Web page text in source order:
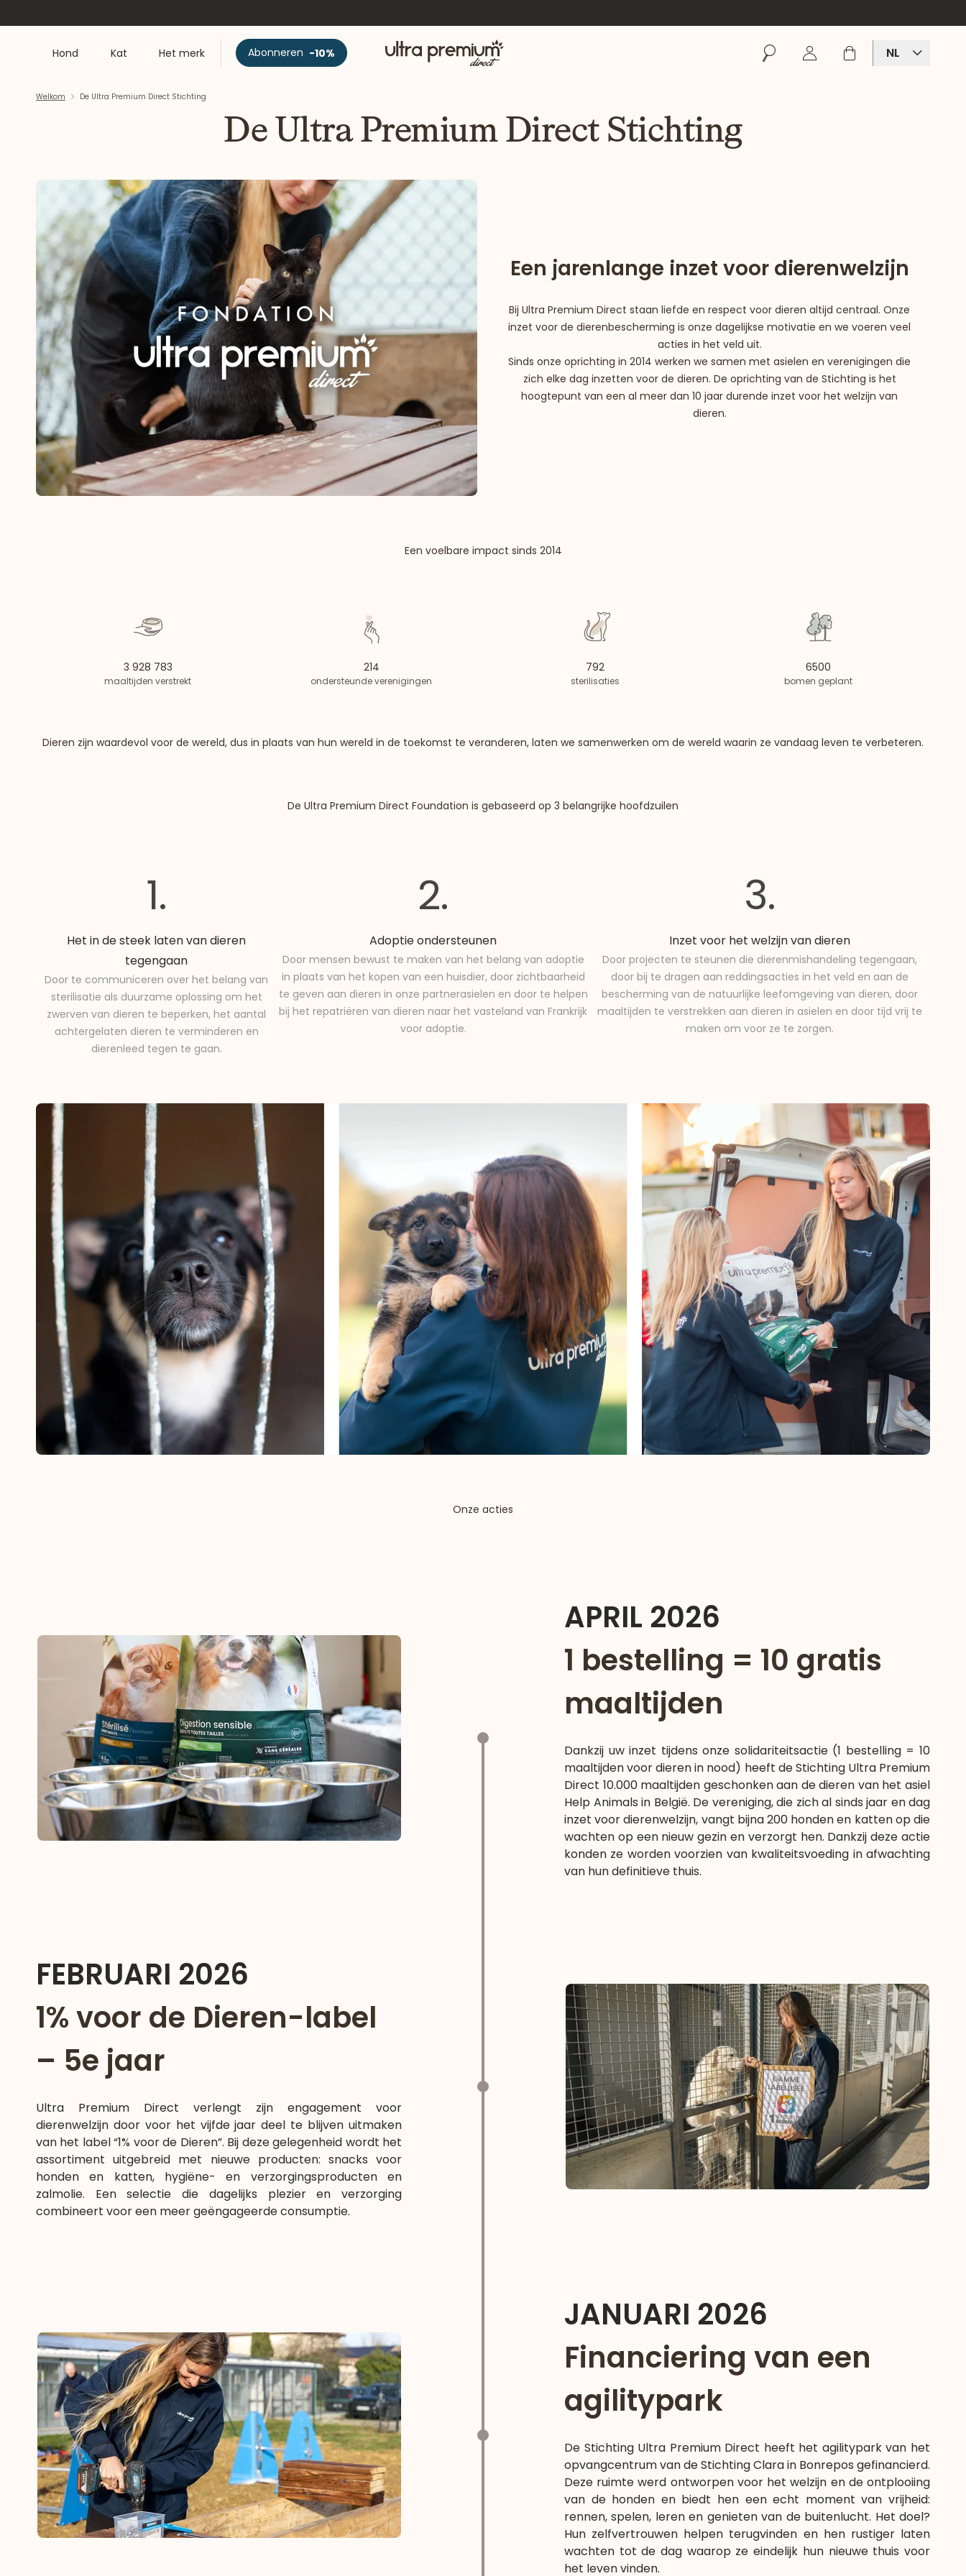
Hond Kat Het merk Abonneren -10% Welkom Zoeken Inloggen Winkelmand
NL
Welkom De Ultra Premium Direct Stichting
De Ultra Premium Direct Stichting
Een jarenlange inzet voor dierenwelzijn
Bij Ultra Premium Direct staan liefde en respect voor dieren altijd centraal. Onze
inzet voor de dierenbescherming is onze dagelijkse motivatie en we voeren veel
acties in het veld uit.
Sinds onze oprichting in 2014 werken we samen met asielen en verenigingen die
zich elke dag inzetten voor de dieren. De oprichting van de Stichting is het
hoogtepunt van een al meer dan 10 jaar durende inzet voor het welzijn van
dieren.
Een voelbare impact sinds 2014
3 928 783
maaltijden verstrekt
214
ondersteunde verenigingen
792
sterilisaties
6500
bomen geplant
Dieren zijn waardevol voor de wereld, dus in plaats van hun wereld in de toekomst te veranderen, laten we samenwerken om de wereld waarin ze vandaag leven te verbeteren.
De Ultra Premium Direct Foundation is gebaseerd op 3 belangrijke hoofdzuilen
1.
Het in de steek laten van dieren
tegengaan
Door te communiceren over het belang van
sterilisatie als duurzame oplossing om het
zwerven van dieren te beperken, het aantal
achtergelaten dieren te verminderen en
dierenleed tegen te gaan.
2.
Adoptie ondersteunen
Door mensen bewust te maken van het belang van adoptie
in plaats van het kopen van een huisdier, door zichtbaarheid
te geven aan dieren in onze partnerasielen en door te helpen
bij het repatriëren van dieren naar het vasteland van Frankrijk
voor adoptie.
3.
Inzet voor het welzijn van dieren
Door projecten te steunen die dierenmishandeling tegengaan,
door bij te dragen aan reddingsacties in het veld en aan de
bescherming van de natuurlijke leefomgeving van dieren, door
maaltijden te verstrekken aan dieren in asielen en door tijd vrij te
maken om voor ze te zorgen.
Onze acties
APRIL 2026
1 bestelling = 10 gratis
maaltijden
Dankzij uw inzet tijdens onze solidariteitsactie (1 bestelling = 10
maaltijden voor dieren in nood) heeft de Stichting Ultra Premium
Direct 10.000 maaltijden geschonken aan de dieren van het asiel
Help Animals in België. De vereniging, die zich al sinds jaar en dag
inzet voor dierenwelzijn, vangt bijna 200 honden en katten op die
wachten op een nieuw gezin en verzorgt hen. Dankzij deze actie
konden ze worden voorzien van kwaliteitsvoeding in afwachting
van hun definitieve thuis.
FEBRUARI 2026
1% voor de Dieren-label
– 5e jaar
Ultra Premium Direct verlengt zijn engagement voor
dierenwelzijn door voor het vijfde jaar deel te blijven uitmaken
van het label “1% voor de Dieren”. Bij deze gelegenheid wordt het
assortiment uitgebreid met nieuwe producten: snacks voor
honden en katten, hygiëne- en verzorgingsproducten en
zalmolie. Een selectie die dagelijks plezier en verzorging
combineert voor een meer geëngageerde consumptie.
JANUARI 2026
Financiering van een
agilitypark
De Stichting Ultra Premium Direct heeft het agilitypark van het
opvangcentrum van de Stichting Clara in Bonrepos gefinancierd.
Deze ruimte werd ontworpen voor het welzijn en de ontplooiing
van de honden en biedt hen een echt moment van vrijheid:
rennen, spelen, leren en genieten van de buitenlucht. Het doel?
Hun zelfvertrouwen helpen terugvinden en hen rustiger laten
wachten tot de dag waarop ze eindelijk hun nieuwe thuis voor
het leven vinden.